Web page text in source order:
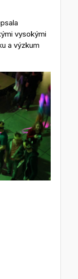
vysokými
a výzkum